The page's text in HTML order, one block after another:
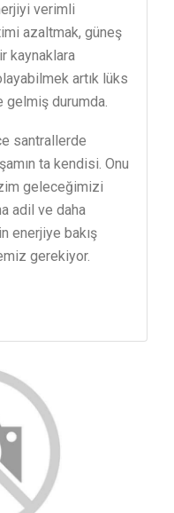
verimli
azaltmak, güneş
kaynaklara
artık lüks
gelmiş durumda.
santrallerde
ta kendisi. Onu
geleceğimizi
adil ve daha
enerjiye bakış
gerekiyor.